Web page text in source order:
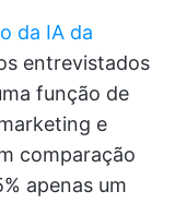
da IA da
entrevistados
função de
e
comparação
apenas um